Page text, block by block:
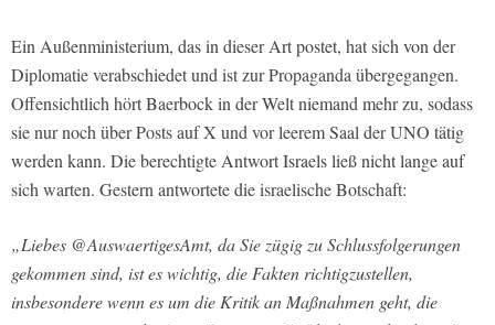
Ein Außenministerium, das in dieser Art postet, hat sich von der
Diplomatie verabschiedet und ist zur Propaganda übergegangen.
Offensichtlich hört Baerbock in der Welt niemand mehr zu, sodass
sie nur noch über Posts auf X und vor leerem Saal der UNO tätig
werden kann. Die berechtigte Antwort Israels ließ nicht lange auf
sich warten. Gestern antwortete die israelische Botschaft:
„Liebes @AuswaertigesAmt, da Sie zügig zu Schlussfolgerungen
gekommen sind, ist es wichtig, die Fakten richtigzustellen,
insbesondere wenn es um die Kritik an Maßnahmen geht, die